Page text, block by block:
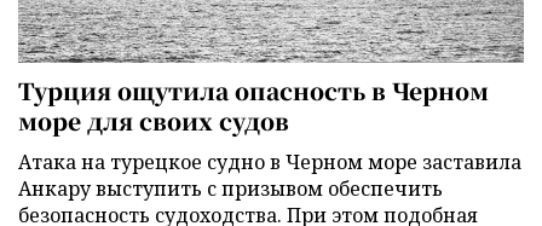
Турция ощутила опасность в Черном
море для своих судов
Атака на турецкое судно в Черном море заставила
Анкару выступить с призывом обеспечить
безопасность судоходства. При этом подобная